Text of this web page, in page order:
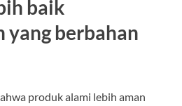
baik
yang berbahan
produk alami lebih aman